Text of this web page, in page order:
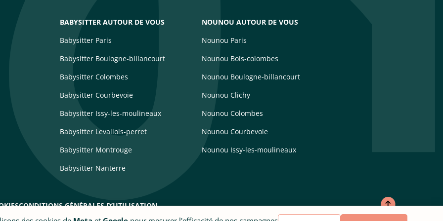
BABYSITTER AUTOUR DE VOUS
Babysitter Paris
Babysitter Boulogne-billancourt
Babysitter Colombes
Babysitter Courbevoie
Babysitter Issy-les-moulineaux
Babysitter Levallois-perret
Babysitter Montrouge
Babysitter Nanterre
NOUNOU AUTOUR DE VOUS
Nounou Paris
Nounou Bois-colombes
Nounou Boulogne-billancourt
Nounou Clichy
Nounou Colombes
Nounou Courbevoie
Nounou Issy-les-moulineaux
CONDITIONS GÉNÉRALES D’UTILISATION